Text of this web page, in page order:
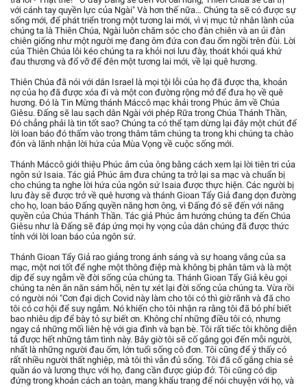
với cánh tay quyền lực của Ngài" Và hơn thế nữa… Chúng ta sẽ có được sự
sống mới, để phát triển trong một tương lai mới, vì vị mục tử nhân lành của
chúng ta là Thiên Chúa, Ngài luôn chăm sóc cho đàn chiên và an ủi đàn
chiên giống như một người mẹ đang ôm đứa con đau ốm ngồi trên đùi. Lời
của Thiên Chúa lôi kéo chúng ta ra khỏi nơi lưu đày, thoát khỏi quá khứ
đau thương và đổ vỡ để đên một tương lai mới, về lại quê hương.
Thiên Chúa đã nói với dân Israel là mọi tội lỗi của họ đã được tha, khoản
nợ của họ đã được xóa đi và một con đường rộng mở để đưa họ về quê
hương. Đó là Tin Mừng thánh Máccô mạc khải trong Phúc âm về Chúa
Giêsu. Đấng sẽ lau sạch dân Ngài với phép Rữa trong Chúa Thánh Thần,
Đó chẳng phải là tin tốt sao? Chúng ta có thể tạm dừng lại đây một chút để
lời loan báo đó thấm vào trong thâm tâm chúng ta trong khi chúng ta chào
đón và lãnh nhận lời hứa của Mùa Vọng về cuộc sống mới.
Thánh Máccô giới thiệu Phúc âm của ông bằng cách xem lại lời tiên tri của
ngôn sứ Isaia. Tác giả Phúc âm đưa chúng ta trở lại sa mạc và chuẩn bị
cho chúng ta nghe lời hứa của ngôn sứ Isaia được thực hiện. Các người bị
lưu đày sẽ được trở về quê hương và thánh Gioan Tẩy Giả đang dọn đường
cho họ, loan báo Đấng quyền năng hơn ông, vì Đấng đó sẽ đến với năng
quyền của Chúa Thánh Thần. Tác giả Phúc âm hướng chúng ta đến Chúa
Giêsu như là Đấng sẽ đáp ứng mọi hy vọng của dân chúng đã được thức
tỉnh với lời loan báo của ngôn sứ.
Thánh Gioan Tẩy Giả rao giảng trong ánh sáng và sự hoang vắng của sa
mạc, một nơi tốt để nghe một thông điệp mà không bị phân tâm và là một
dịp để suy ngẫm về đời sống của chúng ta. Thánh Gioan Tẩy Giả kêu gọi
chúng ta nên ăn năn sám hối, nên tự xét lại đời sống của chúng ta. Vừa rồi
có người nói "Cơn đại dịch Covid này làm cho tôi có thì giờ rãnh và đã cho
tôi có cơ hội để suy ngẫm. Nó khiến cho tôi nhận ra rằng tôi đã bỏ phí biết
bao nhiêu dịp để bày tỏ sự biết ơn. Không chỉ những điều tôi có, nhưng
ngay cả những mối liên hệ với gia đình và bạn bè. Tôi rất tiếc tôi không diễn
tả được hết những tâm tình này. Bây giờ tôi sẽ cố gắng gọi đến mỗi người,
nhất là những người đau ốm, lớn tuổi sống cô đơn. Tôi cũng để ý thấy có
rất nhiều người thất nghiệp, mà tôi thì vẫn đủ sống. Tôi đã cố gắng chia sẻ
quần áo và lương thực với họ, đang cần được giúp đở. Tôi cũng có dịp
đứng trong khoản cách an toàn, mang khẩu trang để nói chuyện với họ, và